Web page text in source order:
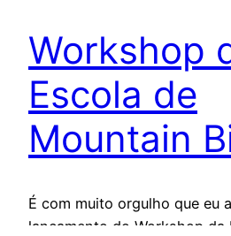
Workshop
Escola de
Mountain
É com muito orgulho que eu
lançamento do Workshop da